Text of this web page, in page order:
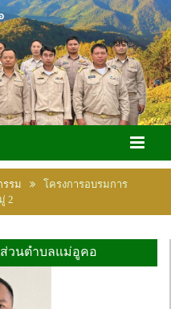
รม
โครงการอบรมการ
2
วนตำบลแม่อูคอ